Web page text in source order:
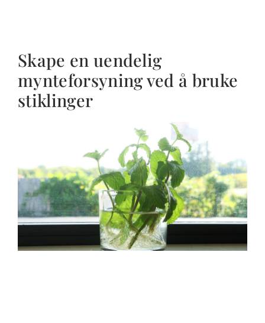
Skape en uendelig
mynteforsyning ved å bruke
stiklinger